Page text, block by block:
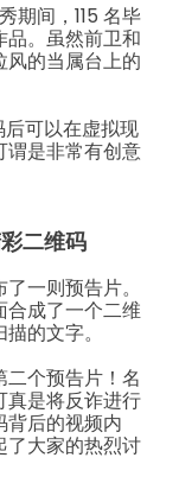
期间，115 名毕
。虽然前卫和
的当属台上的
可以在虚拟现
谓是非常有创意
二维码
一则预告片。
合成了一个二维
的文字。
个预告片！名
真是将反诈进行
背后的视频内
了大家的热烈讨